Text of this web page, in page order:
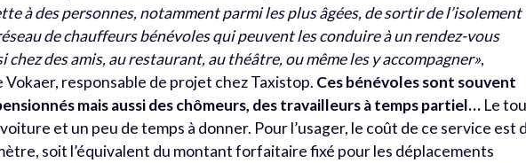
à des personnes, notamment parmi les plus âgées, de sortir de l’isolement
de chauffeurs bénévoles qui peuvent les conduire à un rendez-vous
chez des amis, au restaurant, au théâtre, ou même les y accompagner»,
Vokaer, responsable de projet chez Taxistop. Ces bénévoles sont souvent
mais aussi des chômeurs, des travailleurs à temps partiel… Le
et un peu de temps à donner. Pour l’usager, le coût de ce service est
soit l’équivalent du montant forfaitaire fixé pour les déplacements